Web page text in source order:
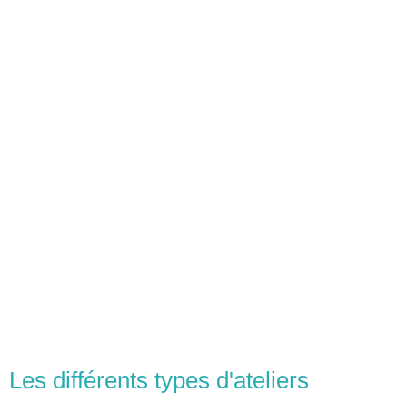
Les différents types d'ateliers